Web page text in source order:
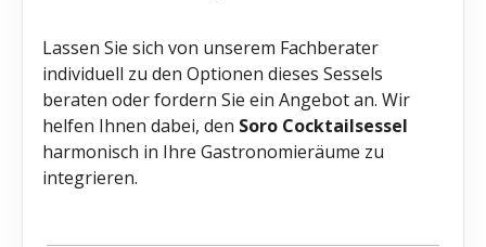
Lassen Sie sich von unserem Fachberater
individuell zu den Optionen dieses Sessels
beraten oder fordern Sie ein Angebot an. Wir
helfen Ihnen dabei, den Soro Cocktailsessel
harmonisch in Ihre Gastronomieräume zu
integrieren.